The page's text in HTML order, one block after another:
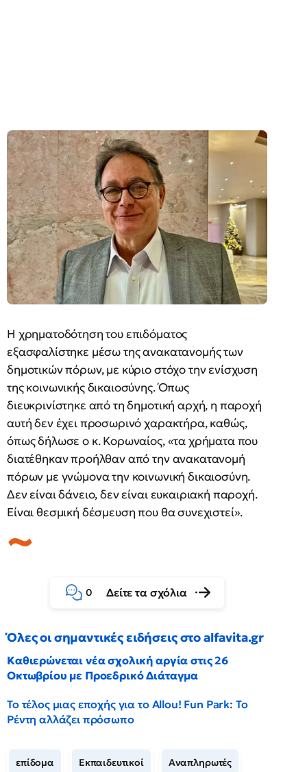
Η χρηματοδότηση του επιδόματος
εξασφαλίστηκε μέσω της ανακατανομής των
δημοτικών πόρων, με κύριο στόχο την ενίσχυση
της κοινωνικής δικαιοσύνης. Όπως
διευκρινίστηκε από τη δημοτική αρχή, η παροχή
αυτή δεν έχει προσωρινό χαρακτήρα, καθώς,
όπως δήλωσε ο κ. Κορωναίος, «τα χρήματα που
διατέθηκαν προήλθαν από την ανακατανομή
πόρων με γνώμονα την κοινωνική δικαιοσύνη.
Δεν είναι δάνειο, δεν είναι ευκαιριακή παροχή.
Είναι θεσμική δέσμευση που θα συνεχιστεί».
0 Δείτε τα σχόλια
Όλες οι σημαντικές ειδήσεις στο alfavita.gr
Καθιερώνεται νέα σχολική αργία στις 26
Οκτωβρίου με Προεδρικό Διάταγμα
Το τέλος μιας εποχής για το Allou! Fun Park: Το
Ρέντη αλλάζει πρόσωπο
επίδομα Εκπαιδευτικοί Αναπληρωτές